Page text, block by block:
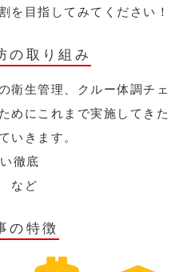
を目指してみてください！
の取り組み
衛生管理、クルー体調チェ
めにこれまで実施してきた
いきます。
徹底
など
の特徴